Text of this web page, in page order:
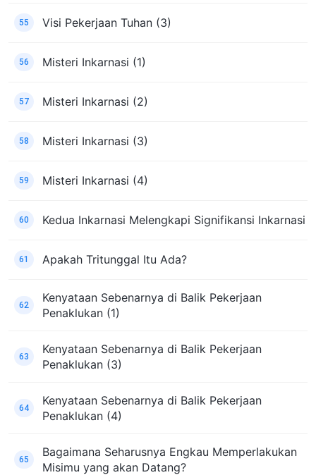
55 Visi Pekerjaan Tuhan (3)
56 Misteri Inkarnasi (1)
57 Misteri Inkarnasi (2)
58 Misteri Inkarnasi (3)
59 Misteri Inkarnasi (4)
60 Kedua Inkarnasi Melengkapi Signifikansi Inkarnasi
61 Apakah Tritunggal Itu Ada?
62
Kenyataan Sebenarnya di Balik Pekerjaan
Penaklukan (1)
63
Kenyataan Sebenarnya di Balik Pekerjaan
Penaklukan (3)
64
Kenyataan Sebenarnya di Balik Pekerjaan
Penaklukan (4)
65
Bagaimana Seharusnya Engkau Memperlakukan
Misimu yang akan Datang?